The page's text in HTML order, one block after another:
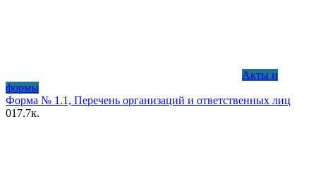
Акты и
формы
Форма № 1.1, Перечень организаций и ответственных лиц
017.7к.